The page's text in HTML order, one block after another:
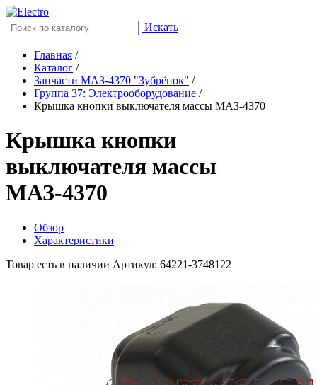
Искать
Главная /
Каталог /
Запчасти МАЗ-4370 "Зубрёнок" /
Группа 37: Электрооборудование /
Крышка кнопки выключателя массы МАЗ-4370
Крышка кнопки
выключателя массы
МАЗ-4370
Обзор
Характеристики
Товар есть в наличии Артикул: 64221-3748122